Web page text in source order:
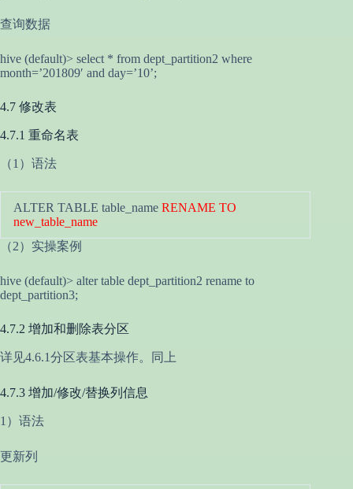
查询数据
hive (default)> select * from dept_partition2 where
month=’201809′ and day=’10’;
4.7 修改表
4.7.1 重命名表
（1）语法
ALTER TABLE table_name RENAME TO
new_table_name
（2）实操案例
hive (default)> alter table dept_partition2 rename to
dept_partition3;
4.7.2 增加和删除表分区
详见4.6.1分区表基本操作。同上
4.7.3 增加/修改/替换列信息
1）语法
更新列